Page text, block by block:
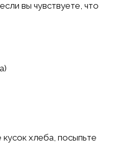
вы чувствуете, что
хлеба, посыпьте